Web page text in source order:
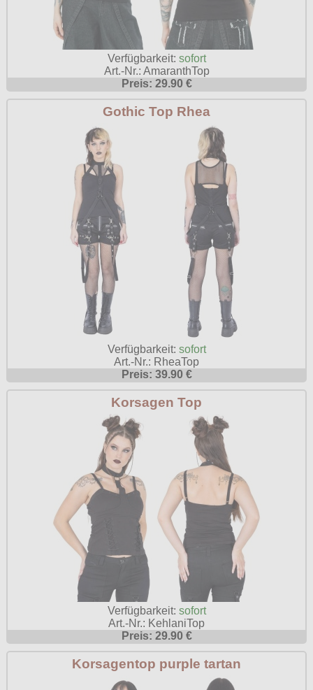
Verfügbarkeit: sofort
Art.-Nr.: AmaranthTop
Preis: 29.90 €
Gothic Top Rhea
Verfügbarkeit: sofort
Art.-Nr.: RheaTop
Preis: 39.90 €
Korsagen Top
Verfügbarkeit: sofort
Art.-Nr.: KehlaniTop
Preis: 29.90 €
Korsagentop purple tartan